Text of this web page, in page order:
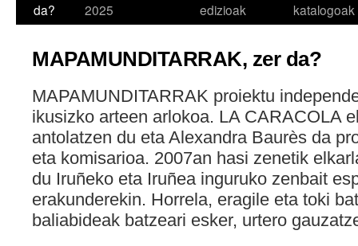
da?
2025
edizioak
katalogoak
MAPAMUNDITARRAK, zer da?
MAPAMUNDITARRAK proiektu
ikusizko arteen arlokoa. LA CARACOLA
antolatzen du eta Alexandra Baurès da
eta komisarioa. 2007an hasi zenetik
du Iruñeko eta Iruñea inguruko zenbait
erakunderekin. Horrela, eragile eta toki
baliabideak batzeari esker, urtero